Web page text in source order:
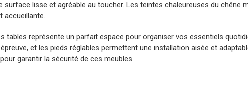
lisse et agréable au toucher. Les teintes chaleureuses du chêne
accueillante.
tables représente un parfait espace pour organiser vos essentiels
et les pieds réglables permettent une installation aisée et
garantir la sécurité de ces meubles.